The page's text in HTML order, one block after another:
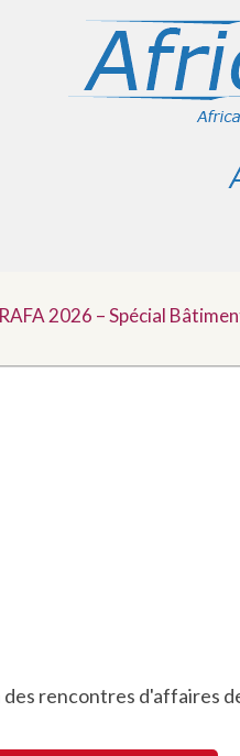
RAFA 2026 – Spécial
rencontres d'affaires